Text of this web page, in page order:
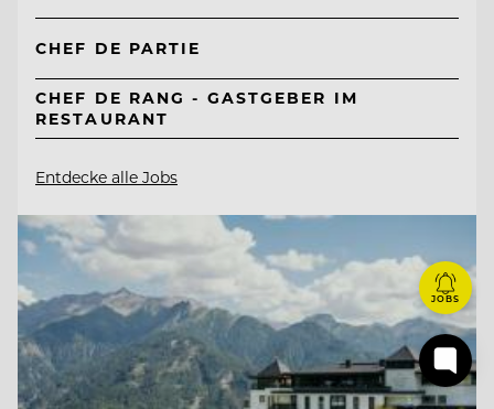
CHEF DE PARTIE
CHEF DE RANG - GASTGEBER IM
RESTAURANT
Entdecke alle Jobs
JOBS